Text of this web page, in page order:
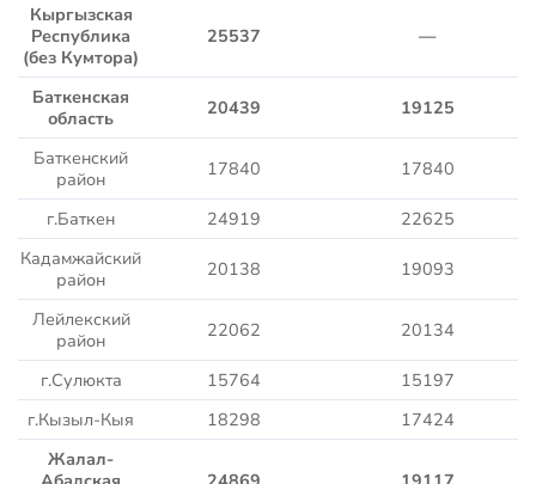
Кыргызская
Республика
(без Кумтора)
25537 —
Баткенская
область
20439 19125
Баткенский
район
17840 17840
г.Баткен 24919
22625
Кадамжайский
район
20138 19093
Лейлекский
район
22062 20134
г.Сулюкта 15764
15197
г.Кызыл-Кыя
18298
17424
Жалал-